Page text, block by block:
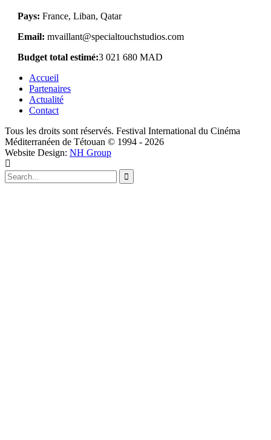
Pays: France, Liban, Qatar
Email: mvaillant@specialtouchstudios.com
Budget total estimé:3 021 680 MAD
Accueil
Partenaires
Actualité
Contact
Tous les droits sont réservés. Festival International du Cinéma
Méditerranéen de Tétouan © 1994 - 2026
Website Design: NH Group